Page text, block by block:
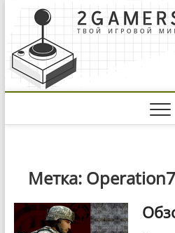
content
Метка: Operation7